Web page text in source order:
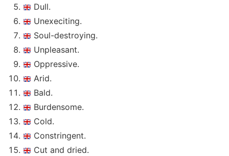
Dull.
Unexeciting.
Soul-destroying.
Unpleasant.
Oppressive.
Arid.
Bald.
Burdensome.
Cold.
Constringent.
Cut and dried.